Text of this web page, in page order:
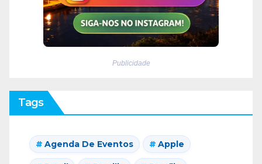
Publicidade
Tags
Agenda De Eventos Apple